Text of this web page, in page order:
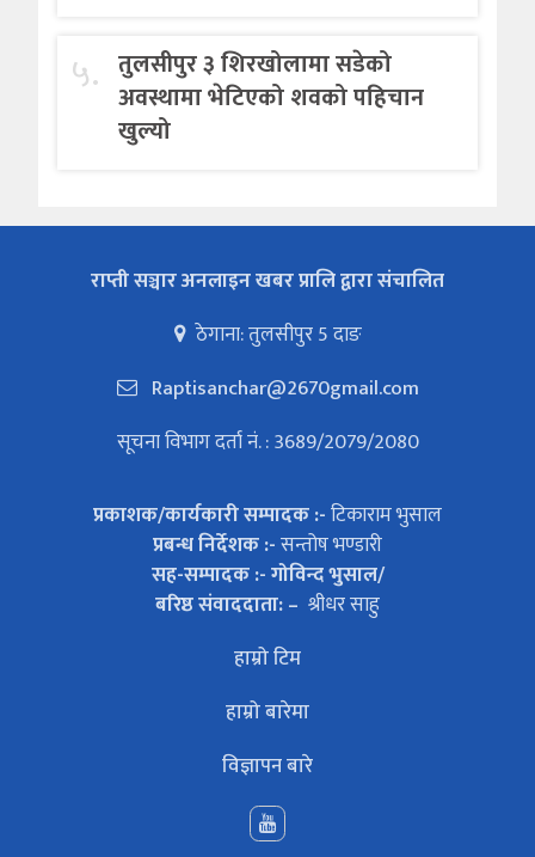
५. तुलसीपुर ३ शिरखोलामा सडेको
अवस्थामा भेटिएको शवको पहिचान
खुल्यो
राप्ती सञ्चार अनलाइन खबर प्रालि द्वारा संचालित
ठेगाना: तुलसीपुर 5 दाङ
Raptisanchar@2670gmail.com
सूचना विभाग दर्ता नं. : 3689/2079/2080
प्रकाशक/कार्यकारी सम्पादक :-टिकाराम भुसाल
प्रबन्ध निर्देशक :-सन्तोष भण्डारी
सह-सम्पादक :- गोविन्द भुसाल/
बरिष्ठ संवाददाता: – श्रीधर साहु
हाम्रो टिम
हाम्रो बारेमा
विज्ञापन बारे